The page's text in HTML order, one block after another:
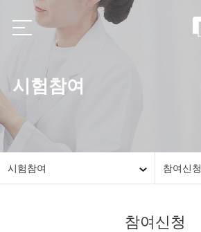
시험참여
시험참여 참여신청
참여신청